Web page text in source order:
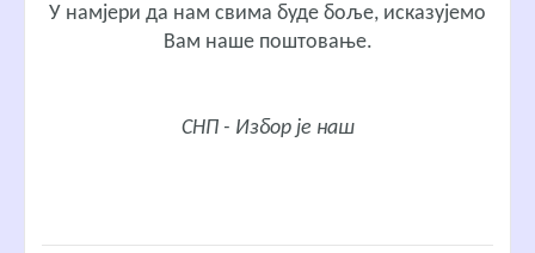
У намјери да нам свима буде боље, исказујемо
Вам наше поштовање.
СНП - Избор је наш